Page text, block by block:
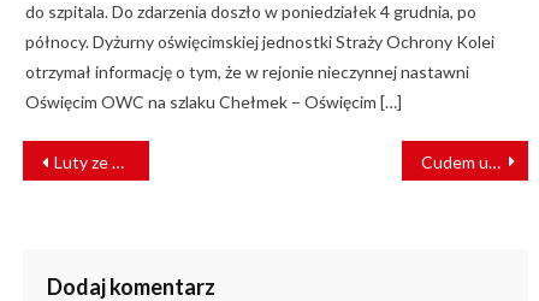
do szpitala. Do zdarzenia doszło w poniedziałek 4 grudnia, po
północy. Dyżurny oświęcimskiej jednostki Straży Ochrony Kolei
otrzymał informację o tym, że w rejonie nieczynnej nastawni
Oświęcim OWC na szlaku Chełmek – Oświęcim […]
NAWIGACJA
WPISU
Luty ze wzrostem w przewozach towarowych i pasażerskich Cudem uniknął śmierci. Dramatyczne nagranie z Indii [FILM]
Dodaj komentarz